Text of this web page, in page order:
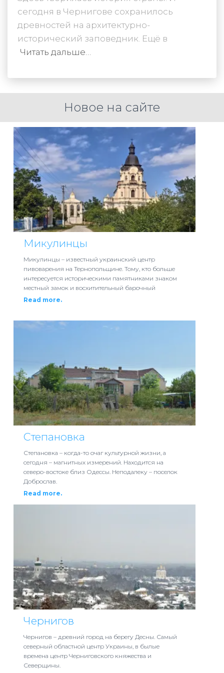
сегодня в Чернигове сохранилось
древностей на архитектурно-
исторический заповедник. Ещё в
Читать дальше…
Новое на сайте
Микулинцы
Микулинцы – известный украинский центр
пивоварения на Тернопольщине. Тому, кто больше
интересуется историческими памятниками знаком
местный замок и восхитительный барочный
Read more.
Степановка
Степановка – когда-то очаг культурной жизни, а
сегодня – магнитных измерений. Находится на
северо-востоке близ Одессы. Неподалеку – поселок
Доброслав.
Read more.
Чернигов
Чернигов – древний город на берегу Десны. Самый
северный областной центр Украины, в былые
времена центр Черниговского княжества и
Северщины.